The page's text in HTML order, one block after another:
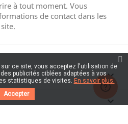
à tout moment. Vous
de contact dans les


sur ce site, vous acceptez l'utilisation de
publicités ciblées adaptées à vos
statistiques de visites. En savoir plus.
Accepter